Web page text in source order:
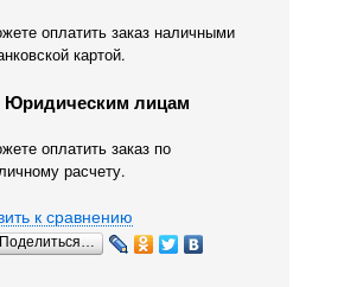
оплатить заказ наличными
картой.
Юридическим лицам
оплатить заказ по
расчету.
к сравнению
Поделиться…